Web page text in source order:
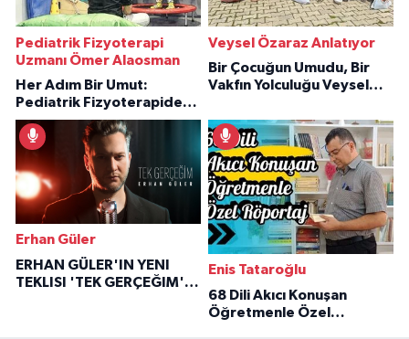
Pediatrik Fizyoterapi
Uzmanı Ömer Alaosman
Her Adım Bir Umut:
Pediatrik Fizyoterapiden
İlham Veren Hikâyeler
Veysel Özaraz Anlatıyor
Bir Çocuğun Umudu, Bir
Vakfın Yolculuğu Veysel
Erhan Güler
ERHAN GÜLER'IN YENI
TEKLISI 'TEK GERÇEĞIM'LE
Enis Tataroğlu
68 Dili Akıcı Konuşan
Öğretmenle Özel